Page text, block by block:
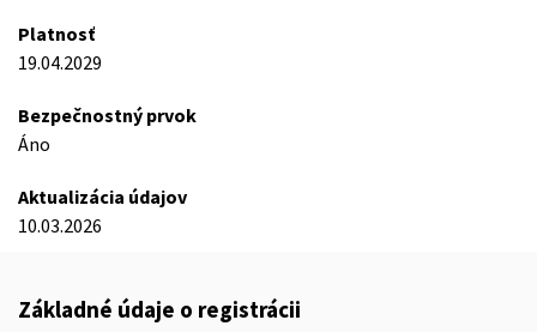
Platnosť
19.04.2029
Bezpečnostný prvok
Áno
Aktualizácia údajov
10.03.2026
Základné údaje o registrácii